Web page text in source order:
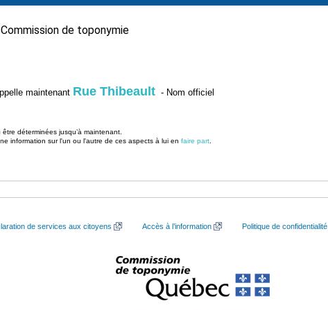
Commission de toponymie
maintenant Rue Thibeault - Nom officiel
déterminées jusqu’à maintenant.
information sur l'un ou l'autre de ces aspects à lui en faire part
de services aux citoyens Accès à l’information Politique de confidentialité